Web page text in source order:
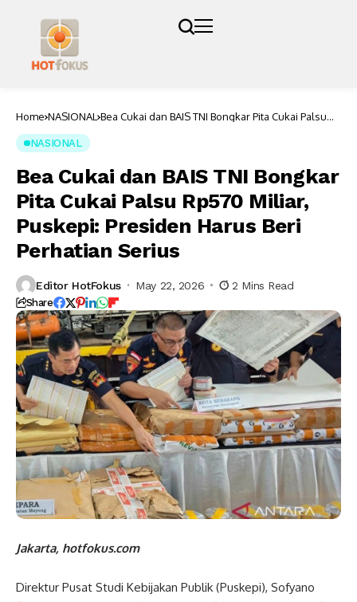
Home NASIONAL Bea Cukai dan BAIS TNI Bongkar Pita Cukai Palsu
NASIONAL
Bea Cukai dan BAIS TNI Bongkar
Pita Cukai Palsu Rp570 Miliar,
Puskepi: Presiden Harus Beri
Perhatian Serius
Editor HotFokus May 22, 2026 2 Mins Read
Share
Jakarta, hotfokus.com
Direktur Pusat Studi Kebijakan Publik (Puskepi), Sofyano